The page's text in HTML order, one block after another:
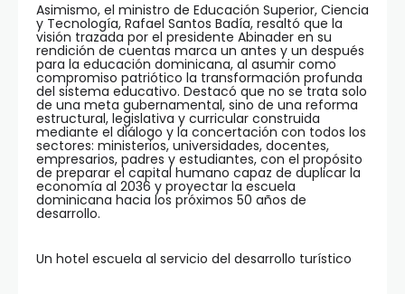
Asimismo, el ministro de Educación Superior, Ciencia
y Tecnología, Rafael Santos Badía, resaltó que la
visión trazada por el presidente Abinader en su
rendición de cuentas marca un antes y un después
para la educación dominicana, al asumir como
compromiso patriótico la transformación profunda
del sistema educativo. Destacó que no se trata solo
de una meta gubernamental, sino de una reforma
estructural, legislativa y curricular construida
mediante el diálogo y la concertación con todos los
sectores: ministerios, universidades, docentes,
empresarios, padres y estudiantes, con el propósito
de preparar el capital humano capaz de duplicar la
economía al 2036 y proyectar la escuela
dominicana hacia los próximos 50 años de
desarrollo.
Un hotel escuela al servicio del desarrollo turístico